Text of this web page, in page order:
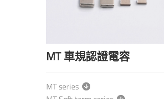
MT 車規認證電容
MT series